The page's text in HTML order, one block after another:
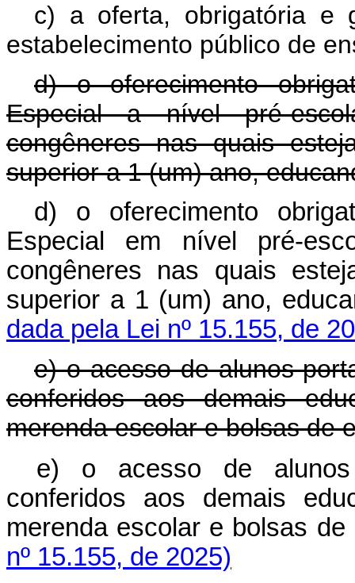
c) a oferta, obrigatória e
estabelecimento público de
d) o oferecimento
Especial a nível pré-
congêneres nas quais
superior a 1 (um) ano,
d) o oferecimento
Especial em nível pré-
congêneres nas quais
superior a 1 (um) ano,
dada pela Lei nº 15.155, de
e) o acesso de alunos
conferidos aos demais
merenda escolar e bolsas de
e) o acesso de alunos
conferidos aos demais
merenda escolar e bolsas
nº 15.155, de 2025)